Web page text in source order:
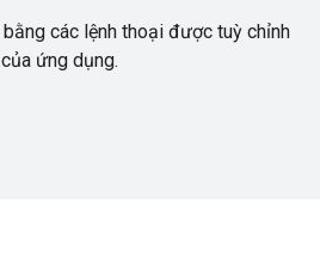
các lệnh thoại được tuỳ chỉnh
ứng dụng.